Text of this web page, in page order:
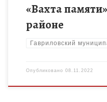
«Вахта
районе
Гавриловский
Опубликовано 08.11.2022